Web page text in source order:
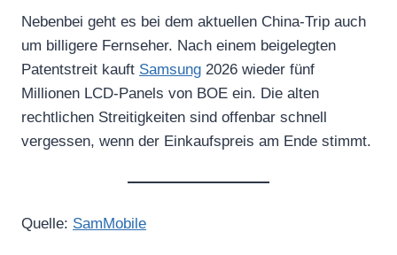
Nebenbei geht es bei dem aktuellen China-Trip auch
um billigere Fernseher. Nach einem beigelegten
Patentstreit kauft Samsung 2026 wieder fünf
Millionen LCD-Panels von BOE ein. Die alten
rechtlichen Streitigkeiten sind offenbar schnell
vergessen, wenn der Einkaufspreis am Ende stimmt.
Quelle: SamMobile